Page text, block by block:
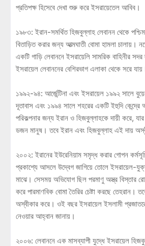
প্রতিপক্ষ হিসেবে দেখা শুরু করে ইসরায়েতেল আবিব।
১৯৮৩: ইরান-সমর্থিত হিজবুল্লাহ লেবানন থেকে
বিতাড়িত করার জন্য আত্মঘাতী বোমা হামলা চালায়।
একটি গাড়ি লেবাননে ইসরায়েলি সামরিক বাহিনীর
ইসরায়েল লেবাননের বেশিরভাগ এলাকা থেকে সরে
১৯৯২-৯৪: আর্জেন্টিনা এবং ইসরায়েল ১৯৯২ সালে
দূতাবাস এবং ১৯৯৪ সালে শহরের একটি ইহুদি কেন্দ্রে
পরিকল্পনার জন্য ইরান ও হিজবুল্লাহকে দায়ী করে,
ডজন মানুষ। তবে ইরান এবং হিজবুল্লাহ এই দায়
২০০২: ইরানের ইউরেনিয়াম সমৃদ্ধ করার গোপন
প্রকাশ্যে আসলে উদ্বেগ জাগিয়ে তোলে ইসরায়েল-
মাঝে। সেসময় অভিযোগ ছিল পরমাণু অস্ত্র বিস্তার
করে পারমাণবিক বোমা তৈরির চেষ্টা করছে তেহরান।
অস্বীকার করে। ওই বছর ইসরায়েল ইসলামী
নেওয়ার আহ্বান জানায়।
২০০৬: লেবাননে এক মাসব্যাপী যুদ্ধে ইসরায়েল